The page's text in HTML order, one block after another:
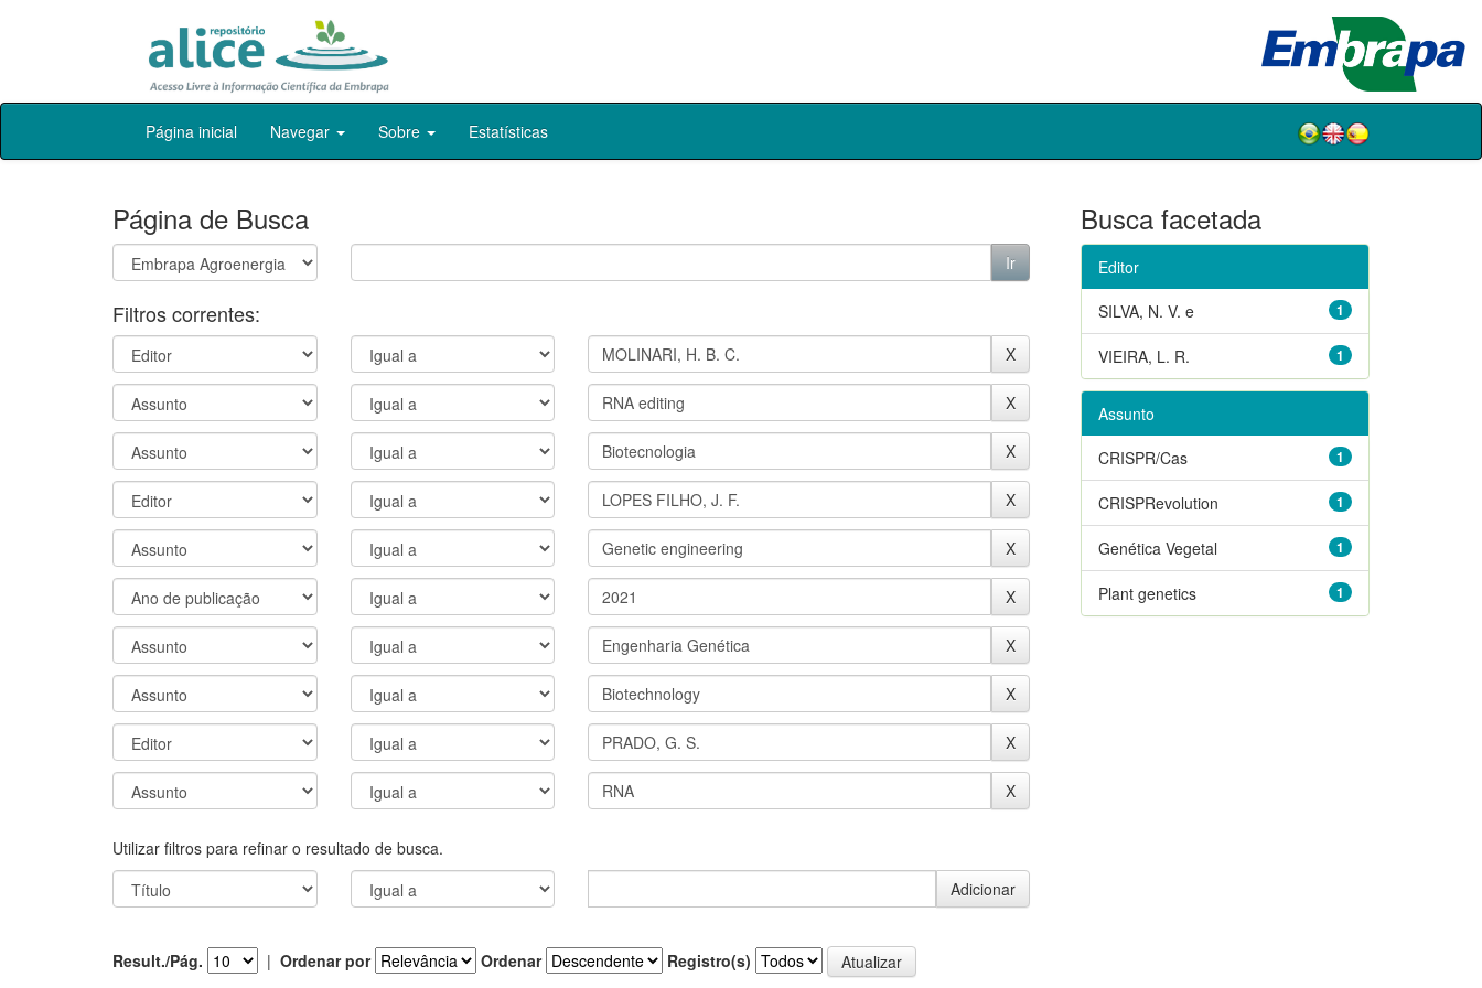
Skip
Página inicial Navegar Sobre Estatísticas
Página de Busca
Filtros correntes:
Utilizar filtros para refinar o resultado de busca.
Result./Pág. | Ordenar por Ordenar Registro(s)
Busca facetada
Editor
1
SILVA, N. V. e
1
VIEIRA, L. R.
Assunto
1
CRISPR/Cas
1
CRISPRevolution
1
Genética Vegetal
1
Plant genetics